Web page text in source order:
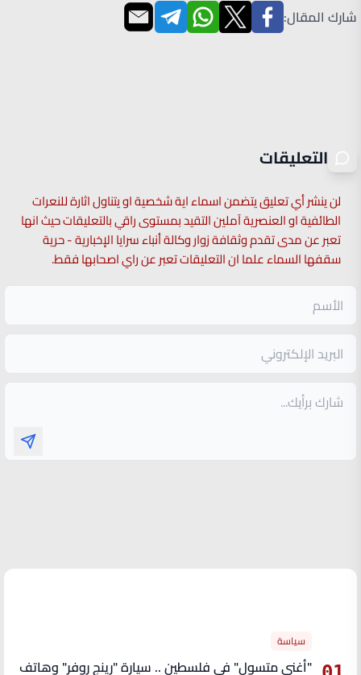
شارك المقال:
التعليقات
لن ينشر أي تعليق يتضمن اسماء اية شخصية او يتناول اثارة للنعرات
الطائفية او العنصرية آملين التقيد بمستوى راقي بالتعليقات حيث انها
تعبر عن مدى تقدم وثقافة زوار وكالة أنباء سرايا الإخبارية - حرية
سقفها السماء علما ان التعليقات تعبر عن راي اصحابها فقط.
سياسة
"أغنى متسول" في فلسطين .. سيارة "رينج روفر" وهاتف